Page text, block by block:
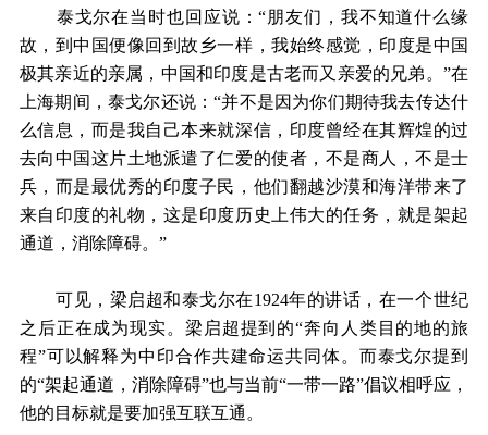
泰戈尔在当时也回应说：“朋友们，我不知道什么缘
故，到中国便像回到故乡一样，我始终感觉，印度是中国
极其亲近的亲属，中国和印度是古老而又亲爱的兄弟。”在
上海期间，泰戈尔还说：“并不是因为你们期待我去传达什
么信息，而是我自己本来就深信，印度曾经在其辉煌的过
去向中国这片土地派遣了仁爱的使者，不是商人，不是士
兵，而是最优秀的印度子民，他们翻越沙漠和海洋带来了
来自印度的礼物，这是印度历史上伟大的任务，就是架起
通道，消除障碍。”
可见，梁启超和泰戈尔在1924年的讲话，在一个世纪
之后正在成为现实。梁启超提到的“奔向人类目的地的旅
程”可以解释为中印合作共建命运共同体。而泰戈尔提到
的“架起通道，消除障碍”也与当前“一带一路”倡议相呼应，
他的目标就是要加强互联互通。